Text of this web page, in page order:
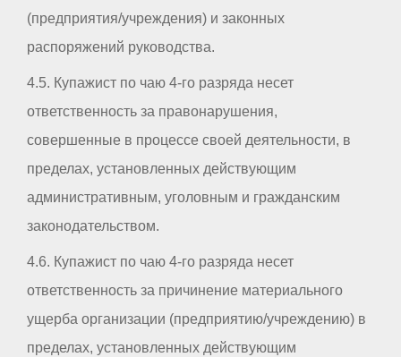
(предприятия/учреждения) и законных
распоряжений руководства.
4.5. Купажист по чаю 4-го разряда несет
ответственность за правонарушения,
совершенные в процессе своей деятельности, в
пределах, установленных действующим
административным, уголовным и гражданским
законодательством.
4.6. Купажист по чаю 4-го разряда несет
ответственность за причинение материального
ущерба организации (предприятию/учреждению) в
пределах, установленных действующим